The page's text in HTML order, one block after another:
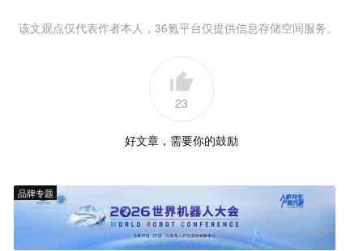
该文观点仅代表作者本人，36氪平台仅提供信息存储空间服务。
23
好文章，需要你的鼓励
品牌专题